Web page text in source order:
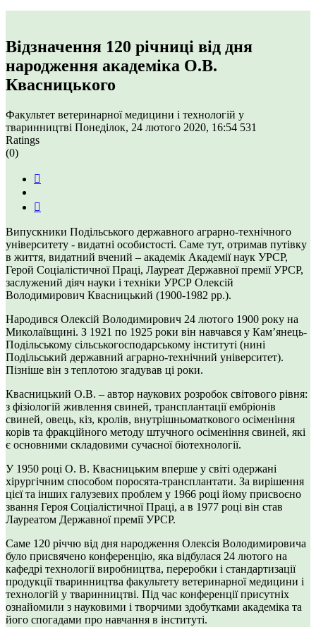
Відзначення 120 річниці від дня
народження академіка О.В.
Квасницького
Факультет ветеринарної медицини і технологій у
тваринництві Понеділок, 24 лютого 2020, 16:54 531
Ratings
(0)
Випускники Подільського державного аграрно-технічного
університету - видатні особистості. Саме тут, отримав путівку
в життя, видатний вчений – академік Академії наук УРСР,
Герой Соціалістичної Праці, Лауреат Державної премії УРСР,
заслужений діяч науки і техніки УРСР Олексій
Володимирович Квасницький (1900-1982 рр.).
Народився Олексій Володимирович 24 лютого 1900 року на
Миколаївщині. З 1921 по 1925 роки він навчався у Кам’янець-
Подільському сільськогосподарському інституті (нині
Подільський державний аграрно-технічний університет).
Пізніше він з теплотою згадував ці роки.
Квасницький О.В. – автор наукових розробок світового рівня:
з фізіологій живлення свиней, трансплантації ембріонів
свиней, овець, кіз, кролів, внутрішньоматкового осіменіння
корів та фракційного методу штучного осіменіння свиней, які
є основними складовими сучасної біотехнології.
У 1950 році О. В. Квасницьким вперше у світі одержані
хірургічним способом поросята-трансплантати. За вирішення
цієї та інших галузевих проблем у 1966 році йому присвоєно
звання Героя Соціалістичної Праці, а в 1977 році він став
Лауреатом Державної премії УРСР.
Саме 120 річчю від дня народження Олексія Володимировича
було присвячено конференцію, яка відбулася 24 лютого на
кафедрі технології виробництва, переробки і стандартизації
продукції тваринництва факультету ветеринарної медицини і
технологій у тваринництві. Під час конференції присутніх
ознайомили з науковими і творчими здобутками академіка та
його спогадами про навчання в інституті.